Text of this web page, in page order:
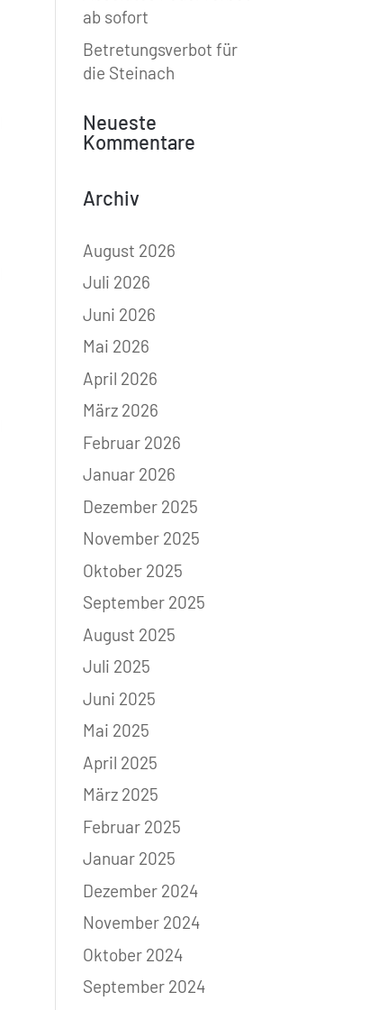
ab sofort
Betretungsverbot für
die Steinach
Neueste
Kommentare
Archiv
August 2026
Juli 2026
Juni 2026
Mai 2026
April 2026
März 2026
Februar 2026
Januar 2026
Dezember 2025
November 2025
Oktober 2025
September 2025
August 2025
Juli 2025
Juni 2025
Mai 2025
April 2025
März 2025
Februar 2025
Januar 2025
Dezember 2024
November 2024
Oktober 2024
September 2024